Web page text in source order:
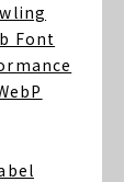
Font